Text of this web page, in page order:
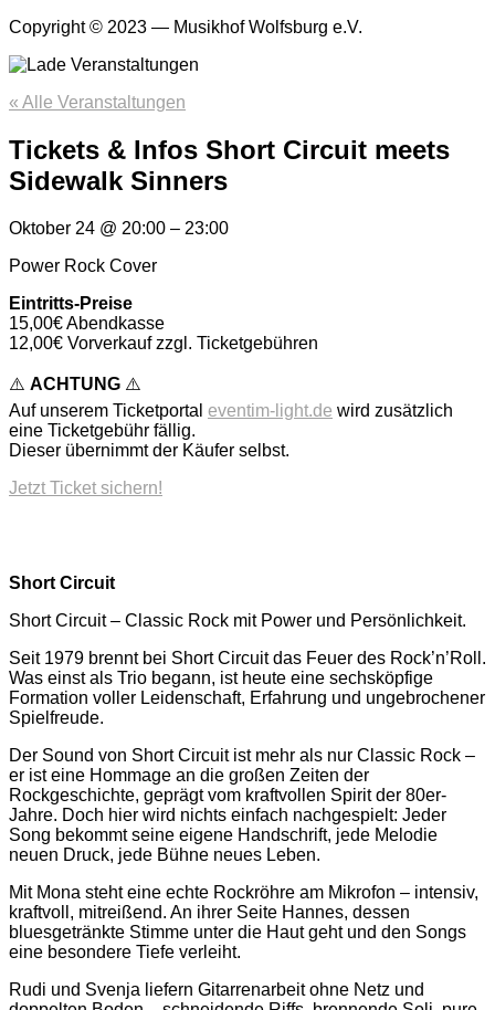
Copyright © 2023 — Musikhof Wolfsburg e.V.
« Alle Veranstaltungen
Tickets & Infos Short Circuit meets
Sidewalk Sinners
Oktober 24 @ 20:00 – 23:00
Power Rock Cover
Eintritts-Preise
15,00€ Abendkasse
12,00€ Vorverkauf zzgl. Ticketgebühren
⚠️ ACHTUNG ⚠️
Auf unserem Ticketportal eventim-light.de wird zusätzlich
eine Ticketgebühr fällig.
Dieser übernimmt der Käufer selbst.
Jetzt Ticket sichern!
Short Circuit
Short Circuit – Classic Rock mit Power und Persönlichkeit.
Seit 1979 brennt bei Short Circuit das Feuer des Rock’n’Roll.
Was einst als Trio begann, ist heute eine sechsköpfige
Formation voller Leidenschaft, Erfahrung und ungebrochener
Spielfreude.
Der Sound von Short Circuit ist mehr als nur Classic Rock –
er ist eine Hommage an die großen Zeiten der
Rockgeschichte, geprägt vom kraftvollen Spirit der 80er-
Jahre. Doch hier wird nichts einfach nachgespielt: Jeder
Song bekommt seine eigene Handschrift, jede Melodie
neuen Druck, jede Bühne neues Leben.
Mit Mona steht eine echte Rockröhre am Mikrofon – intensiv,
kraftvoll, mitreißend. An ihrer Seite Hannes, dessen
bluesgetränkte Stimme unter die Haut geht und den Songs
eine besondere Tiefe verleiht.
Rudi und Svenja liefern Gitarrenarbeit ohne Netz und